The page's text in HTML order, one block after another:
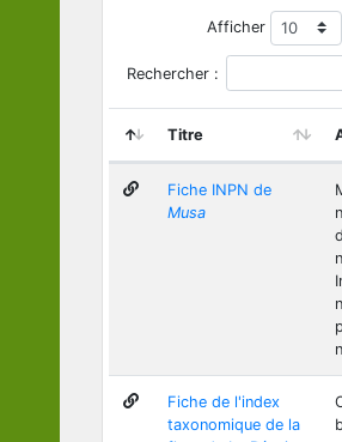
Afficher
Rechercher :
Titre
Fiche INPN de
Musa
Fiche de l'index
taxonomique de la